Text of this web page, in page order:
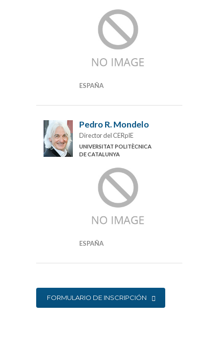
ESPAÑA
Pedro R. Mondelo
Director del CERpIE
UNIVERSITAT POLITÈCNICA
DE CATALUNYA
ESPAÑA
FORMULARIO DE INSCRIPCIÓN